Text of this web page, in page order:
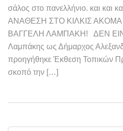
σάλος στο πανελλήνιο. και
ΑΝΑΘΕΣΗ ΣΤΟ ΚΙΛΚΙΣ ΑΚΟΜΑ
ΒΑΓΓΕΛΗ ΛΑΜΠΑΚΗ! ΔΕΝ
Λαμπάκης ως Δήμαρχος
προηγήθηκε Έκθεση Τοπικών
σκοπό την […]